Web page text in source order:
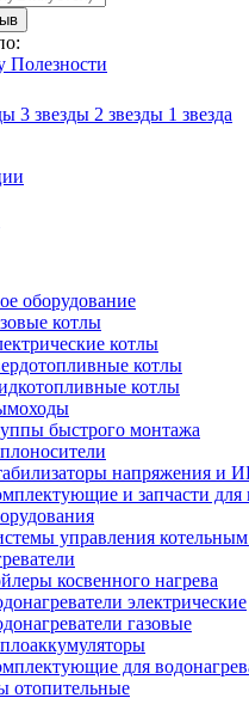
Полезности
3 звезды 2 звезды 1 звезда
оборудование
котлы
котлы
котлы
котлы
быстрого монтажа
напряжения и
и запчасти для
управления
косвенного нагрева
электрические
газовые
для
отопительные